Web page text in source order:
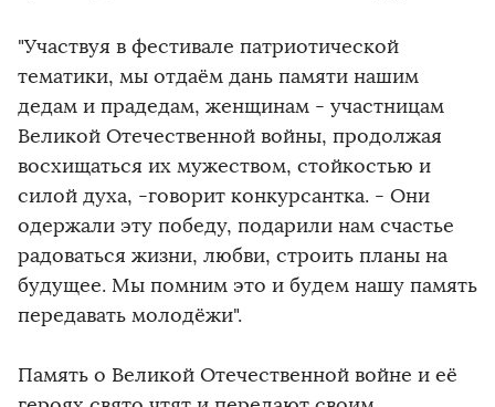
"Участвуя в фестивале патриотической
тематики, мы отдаём дань памяти нашим
дедам и прадедам, женщинам - участницам
Великой Отечественной войны, продолжая
восхищаться их мужеством, стойкостью и
силой духа, -говорит конкурсантка. - Они
одержали эту победу, подарили нам счастье
радоваться жизни, любви, строить планы на
будущее. Мы помним это и будем нашу память
передавать молодёжи".
Память о Великой Отечественной войне и её